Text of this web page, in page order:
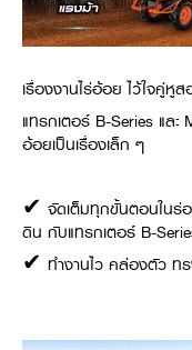
โดรนการเกษตร
สินค้าที่ส่งออก
สำนักงานต่างประเทศ
ประเทศคู่ค้า
โฆษณาคูโบต้า
ข่าวกิจกรรมเพื่อสังคม
โครงการตามแนวพระร
การพัฒนาชุมชน และสั
การศึกษา และเยาวชน
คูโบต้าร่วมมือเกษตรร่
โครงการ เกษตรแปลงให
เช่าซื้อ
KAS เกษตรครบวง
คูโบต้าแฟมิลี่
ภาษา
เรื่องงานไร่อ้อย ไว้ใจคู่
แทรกเตอร์ B-Series แล
อ้อยเป็นเรื่องเล็ก ๆ
✔ จัดเต็มทุกขั้นตอนในร่
ดิน กับแทรกเตอร์ B-
✔ ทำงานไว คล่องตัว ท